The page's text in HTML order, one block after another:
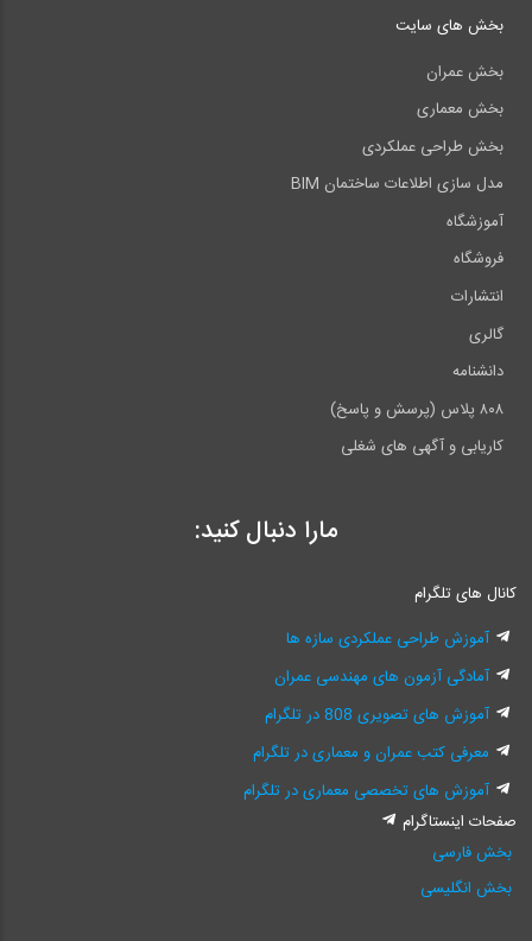
بخش های سایت
بخش عمران
بخش معماری
بخش طراحی عملکردی
مدل سازی اطلاعات ساختمان BIM
آموزشگاه
فروشگاه
انتشارات
گالری
دانشنامه
۸۰۸ پلاس (پرسش و پاسخ)
کاریابی و آگهی های شغلی
مارا دنبال کنید:
کانال های تلگرام
آموزش طراحی عملکردی سازه ها
آمادگی آزمون های مهندسی عمران
آموزش های تصویری 808 در تلگرام
معرفی کتب عمران و معماری در تلگرام
آموزش های تخصصی معماری در تلگرام
صفحات اینستاگرام
بخش فارسی
بخش انگلیسی